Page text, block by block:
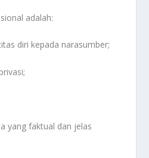
adalah:
diri kepada narasumber;
yang faktual dan jelas